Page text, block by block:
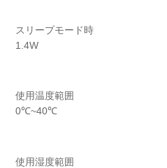
スリープモード時
1.4W
使用温度範囲
0℃~40℃
使用湿度範囲